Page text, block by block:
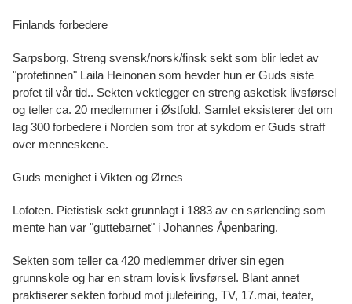
Finlands forbedere
Sarpsborg. Streng svensk/norsk/finsk sekt som blir ledet av
"profetinnen" Laila Heinonen som hevder hun er Guds siste
profet til vår tid.. Sekten vektlegger en streng asketisk livsførsel
og teller ca. 20 medlemmer i Østfold. Samlet eksisterer det om
lag 300 forbedere i Norden som tror at sykdom er Guds straff
over menneskene.
Guds menighet i Vikten og Ørnes
Lofoten. Pietistisk sekt grunnlagt i 1883 av en sørlending som
mente han var "guttebarnet" i Johannes Åpenbaring.
Sekten som teller ca 420 medlemmer driver sin egen
grunnskole og har en stram lovisk livsførsel. Blant annet
praktiserer sekten forbud mot julefeiring, TV, 17.mai, teater,